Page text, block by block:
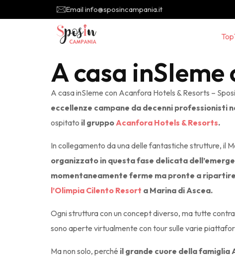
Email info@sposincampania.it
A casa
A casa inSIeme con Acanfora Hotels & Resorts –
eccellenze campane da decenni professionisti
ospitato il gruppoAcanfora Hotels & Resorts.
In collegamento da una delle fantastiche strutture, il
organizzato in questa fase delicata
momentaneamente ferme ma pronte a
l’Olimpia Cilento Resort a Marina di Ascea.
Ogni struttura con un concept diverso, ma tutte
sono aperte virtualmente con tour sulle varie
Ma non solo, perché il grande cuore della famiglia